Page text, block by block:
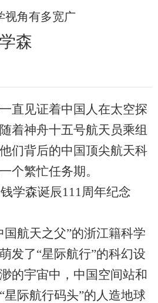
视角有多宽广
森
见证着中国人在太空探
着神舟十五号航天员乘组
们背后的中国顶尖航天科
个繁忙任务期。
森诞辰111周年纪念
航天之父”的浙江籍科学
发了“星际航行”的科幻设
的宇宙中，中国空间站和
星际航行码头”的人造地球